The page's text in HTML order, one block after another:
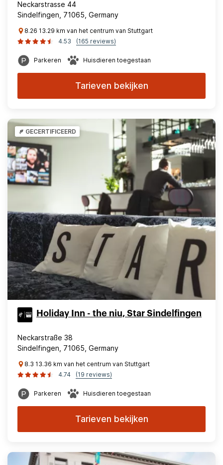
Neckarstrasse 44
Sindelfingen, 71065, Germany
8.26 13.29 km van het centrum van Stuttgart
4.53
(165 reviews)
Parkeren Huisdieren toegestaan
Tarieven bekijken
GECERTIFICEERD
Holiday Inn - the niu, Star Sindelfingen
Neckarstraße 38
Sindelfingen, 71065, Germany
8.3 13.36 km van het centrum van Stuttgart
4.74
(19 reviews)
Parkeren Huisdieren toegestaan
Tarieven bekijken